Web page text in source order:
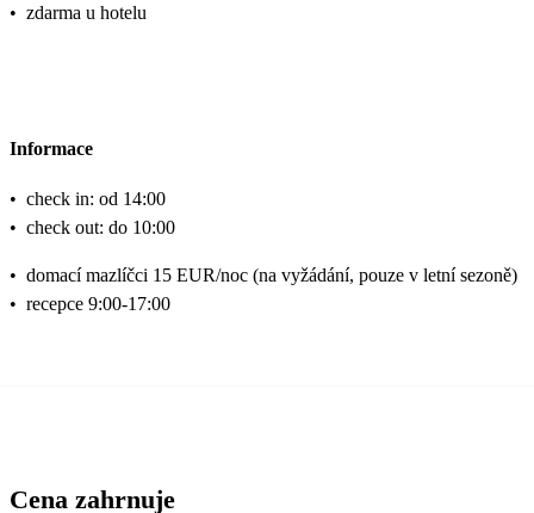
• zdarma u hotelu
Informace
• check in: od 14:00
• check out: do 10:00
• domací mazlíčci 15 EUR/noc (na vyžádání, pouze v letní sezoně)
• recepce 9:00-17:00
Cena zahrnuje